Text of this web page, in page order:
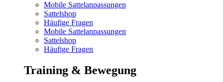
Mobile Sattelanpassungen
Sattelshop
Häufige Fragen
Mobile Sattelanpassungen
Sattelshop
Häufige Fragen
Training & Bewegung